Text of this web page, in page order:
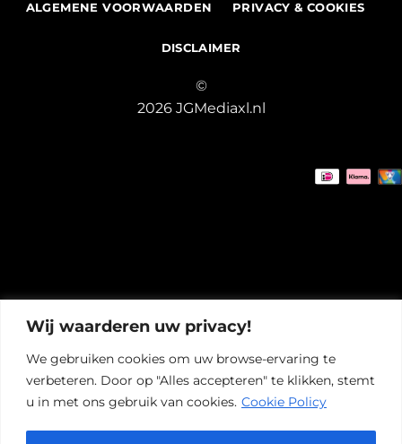
Wij waarderen uw privacy!
We gebruiken cookies om uw browse-ervaring te
verbeteren. Door op "Alles accepteren" te klikken, stemt
u in met ons gebruik van cookies. Cookie Policy
ALGEMENE VOORWAARDEN PRIVACY & COOKIES
DISCLAIMER
©
2026 JGMediaxl.nl